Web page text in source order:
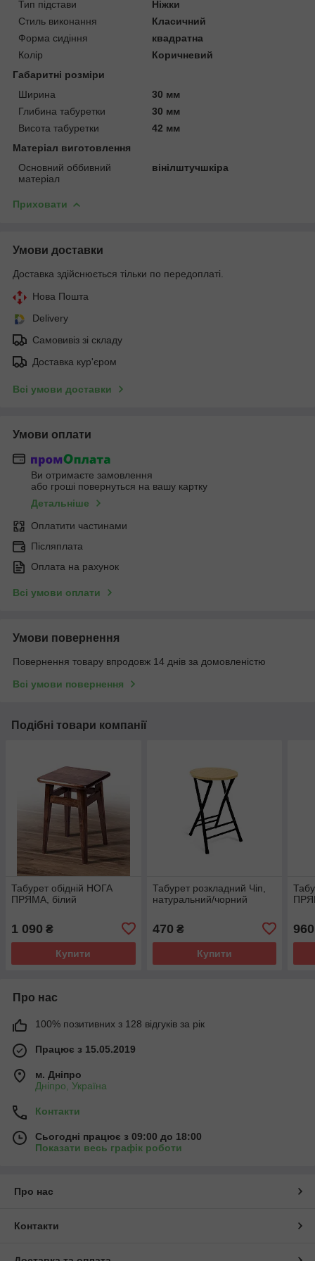
Тип підстави
Ніжки
Стиль виконання
Класичний
Форма сидіння
квадратна
Колір
Коричневий
Габаритні розміри
Ширина
30 мм
Глибина табуретки
30 мм
Висота табуретки
42 мм
Матеріал виготовлення
Основний оббивний
матеріал
вінілштучшкіра
Приховати
Умови доставки
Доставка здійснюється тільки по передоплаті.
Нова Пошта
Delivery
Самовивіз зі складу
Доставка кур'єром
Всі умови доставки
Умови оплати
Ви отримаєте замовлення
або гроші повернуться на вашу картку
Детальніше
Оплатити частинами
Післяплата
Оплата на рахунок
Всі умови оплати
Умови повернення
Повернення товару впродовж 14 днів за домовленістю
Всі умови повернення
Подібні товари компанії
Табурет обідній НОГА
ПРЯМА, білий
1 090 ₴
Купити
Табурет розкладний Чіп,
натуральний/чорний
470 ₴
Купити
960
Про нас
100% позитивних з 128 відгуків за рік
Працює з 15.05.2019
м. Дніпро
Дніпро, Україна
Контакти
Сьогодні працює з 09:00 до 18:00
Показати весь графік роботи
Про нас
Контакти